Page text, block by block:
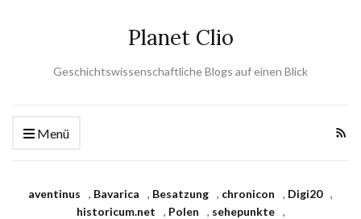
Planet Clio
Geschichtswissenschaftliche Blogs auf einen Blick
Menü
aventinus , Bavarica , Besatzung , chronicon , Digi20 ,
historicum.net
, Polen , sehepunkte
,